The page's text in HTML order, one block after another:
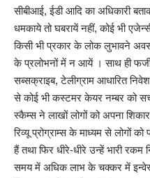
सीबीआई, ईडी आदि का अधिकारी
धमकाये तो घबरायें नहीं, कोई भी
किसी भी प्रकार के लोक लुभावने
के प्रलोभनों में न आयें । साथ ही
सब्सक्राइब, टेलीग्राम आधारित
से कोई भी कस्टमर केयर नम्बर को
स्कैम्स ने लाखों लोगों को अपना
रिव्यू प्रोग्राम्स के माध्यम से लोगों
हैं तथा फिर धीरे-धीरे उन्हें भारी
समय में अधिक लाभ के चक्कर में